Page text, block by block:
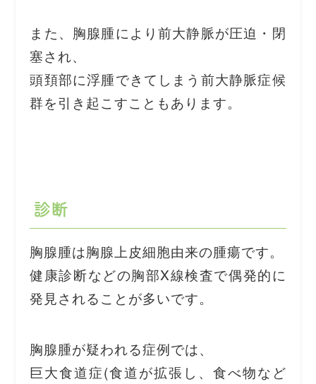
また、胸腺腫により前大静脈が圧迫・閉
塞され、
頭頚部に浮腫できてしまう前大静脈症候
群を引き起こすこともあります。
診断
胸腺腫は胸腺上皮細胞由来の腫瘍です。
健康診断などの胸部X線検査で偶発的に
発見されることが多いです。
胸腺腫が疑われる症例では、
巨大食道症(食道が拡張し、食べ物など